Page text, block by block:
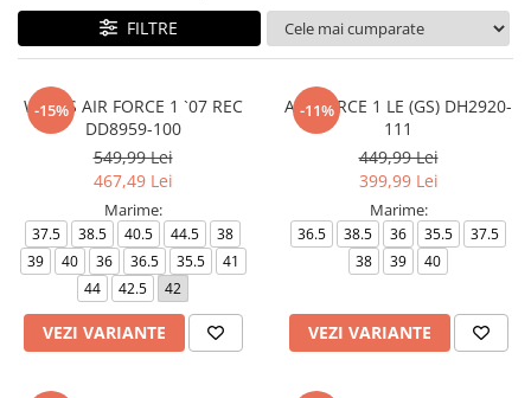
FILTRE
-15%
WMNS AIR FORCE 1 `07 REC
DD8959-100
549,99 Lei
467,49 Lei
Marime:
37.5 38.5 40.5 44.5
38
39
40 36 36.5 35.5
41
44
42.5 42
VEZI VARIANTE
-11%
AIR FORCE 1 LE (GS) DH2920-
111
449,99 Lei
399,99 Lei
Marime:
36.5 38.5 36 35.5
37.5
38
39 40
VEZI VARIANTE